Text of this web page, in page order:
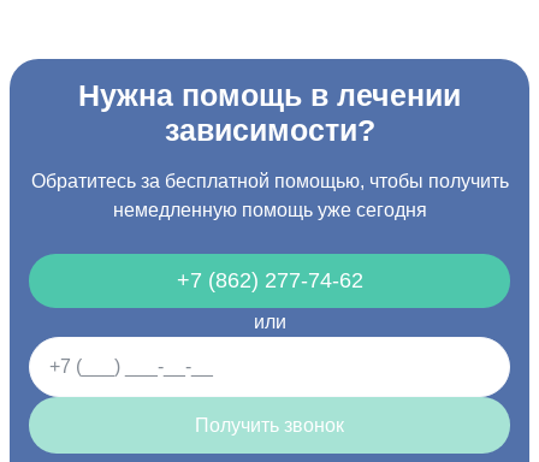
Нужна помощь в лечении
зависимости?
Обратитесь за бесплатной помощью, чтобы получить
немедленную помощь уже сегодня
+7 (862) 277-74-62
или
Получить звонок